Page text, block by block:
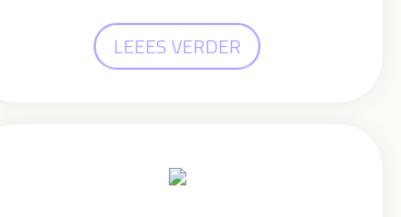
LEEES VERDER